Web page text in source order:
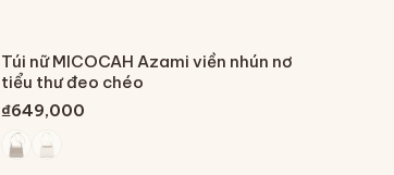
Túi nữ MICOCAH Azami viền nhún nơ
tiểu thư đeo chéo
₫649,000